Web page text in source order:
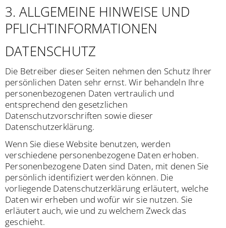
3. ALLGEMEINE HINWEISE UND
PFLICHT­INFORMATIONEN
DATENSCHUTZ
Die Betreiber dieser Seiten nehmen den Schutz Ihrer
persönlichen Daten sehr ernst. Wir behandeln Ihre
personenbezogenen Daten vertraulich und
entsprechend den gesetzlichen
Datenschutzvorschriften sowie dieser
Datenschutzerklärung.
Wenn Sie diese Website benutzen, werden
verschiedene personenbezogene Daten erhoben.
Personenbezogene Daten sind Daten, mit denen Sie
persönlich identifiziert werden können. Die
vorliegende Datenschutzerklärung erläutert, welche
Daten wir erheben und wofür wir sie nutzen. Sie
erläutert auch, wie und zu welchem Zweck das
geschieht.